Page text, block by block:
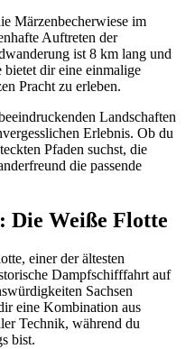
Märzenbecherwiese im
Auftreten der
ist 8 km lang und
bietet dir eine einmalige
Pracht zu erleben.
Landschaften
Erlebnis. Ob du
Pfaden suchst, die
die passende
Die Weiße Flotte
einer der ältesten
Dampfschifffahrt auf
Sachsen
eine Kombination aus
Technik, während du
bist.